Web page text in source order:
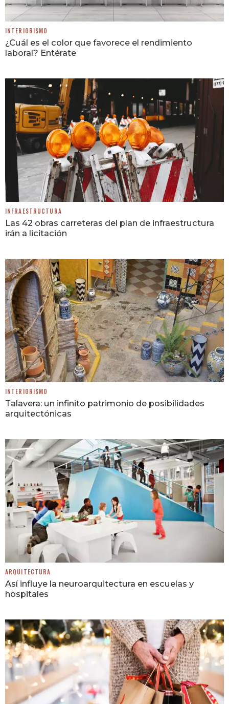
INTERIORISMO
¿Cuál es el color que favorece el rendimiento
laboral? Entérate
INFRAESTRUCTURA
Las 42 obras carreteras del plan de infraestructura
irán a licitación
INTERIORISMO
Talavera: un infinito patrimonio de posibilidades
arquitectónicas
ARQUITECTURA
Así influye la neuroarquitectura en escuelas y
hospitales